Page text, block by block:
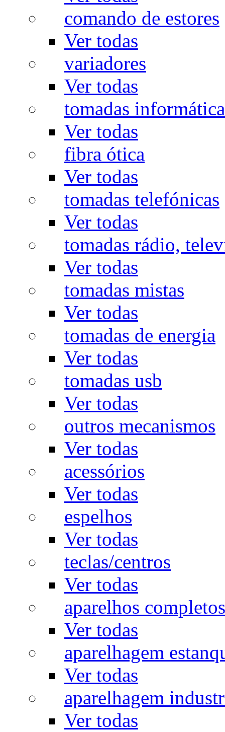
comando de estores
Ver todas
variadores
Ver todas
tomadas
Ver todas
fibra ótica
Ver todas
tomadas telefónicas
Ver todas
tomadas rádio,
Ver todas
tomadas mistas
Ver todas
tomadas de energia
Ver todas
tomadas usb
Ver todas
outros mecanismos
Ver todas
acessórios
Ver todas
espelhos
Ver todas
teclas/centros
Ver todas
aparelhos completos
Ver todas
aparelhagem
Ver todas
aparelhagem
Ver todas